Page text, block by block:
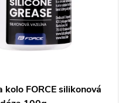
kolo FORCE silikonová